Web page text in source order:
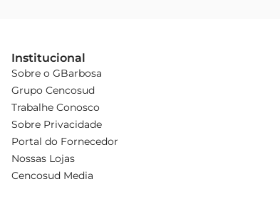
Institucional
Sobre o GBarbosa
Grupo Cencosud
Trabalhe Conosco
Sobre Privacidade
Portal do Fornecedor
Nossas Lojas
Cencosud Media